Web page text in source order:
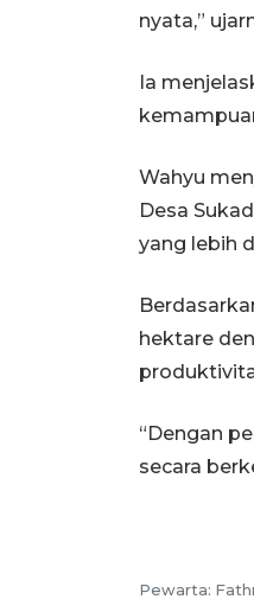
nyata,”
Ia
Wahyu
Desa
yang lebih
hektare
“Dengan
secara
Pewarta: